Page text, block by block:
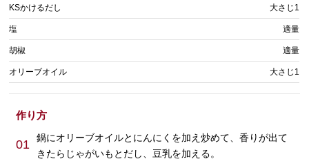
KSかけるだし 大さじ1
塩 適量
胡椒 適量
オリーブオイル 大さじ1
作り方
01
鍋にオリーブオイルとにんにくを加え炒めて、香りが出て
きたらじゃがいもとだし、豆乳を加える。